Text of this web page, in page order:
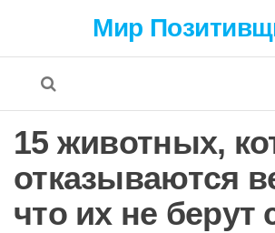
Мир
15 животных,
отказываются
что их не берут